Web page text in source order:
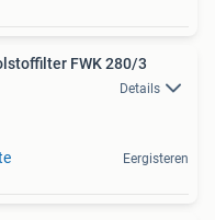
FWK 280/3
Details
Eergisteren